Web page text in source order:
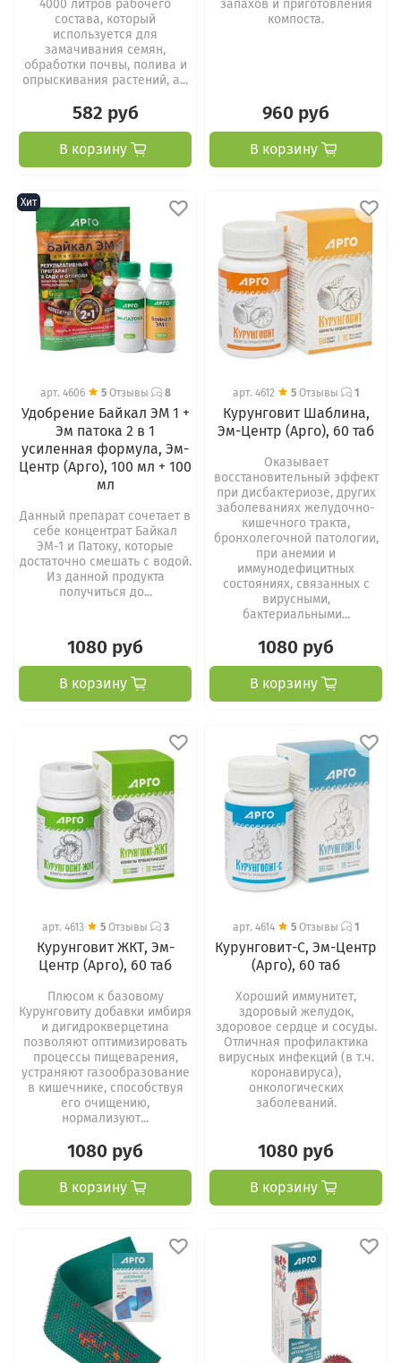
4000 литров рабочего
состава, который
используется для
замачивания семян,
обработки почвы, полива и
опрыскивания растений, а...
582 руб
В корзину
запахов и приготовления
компоста.
960 руб
В корзину
Хит
арт. 4606 5Отзывы 8
Удобрение Байкал ЭМ 1 +
Эм патока 2 в 1
усиленная формула, Эм-
Центр (Арго), 100 мл + 100
мл
Данный препарат сочетает в
себе концентрат Байкал
ЭМ-1 и Патоку, которые
достаточно смешать с водой.
Из данной продукта
получиться до...
1080 руб
В корзину
арт. 4612 5Отзывы 1
Курунговит Шаблина,
Эм-Центр (Арго), 60 таб
Оказывает
восстановительный эффект
при дисбактериозе, других
заболеваниях желудочно-
кишечного тракта,
бронхолегочной патологии,
при анемии и
иммунодефицитных
состояниях, связанных с
вирусными,
бактериальными...
1080 руб
В корзину
арт. 4613 5Отзывы 3
Курунговит ЖКТ, Эм-
Центр (Арго), 60 таб
Плюсом к базовому
Курунговиту добавки имбиря
и дигидрокверцетина
позволяют оптимизировать
процессы пищеварения,
устраняют газообразование
в кишечнике, способствуя
его очищению,
нормализуют...
1080 руб
В корзину
арт. 4614 5Отзывы 1
Курунговит-С, Эм-Центр
(Арго), 60 таб
Хороший иммунитет,
здоровый желудок,
здоровое сердце и сосуды.
Отличная профилактика
вирусных инфекций (в т.ч.
коронавируса),
онкологических
заболеваний.
1080 руб
В корзину